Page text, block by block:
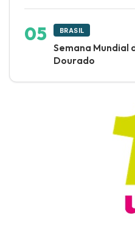
BRASIL
Semana Mundial
Dourado